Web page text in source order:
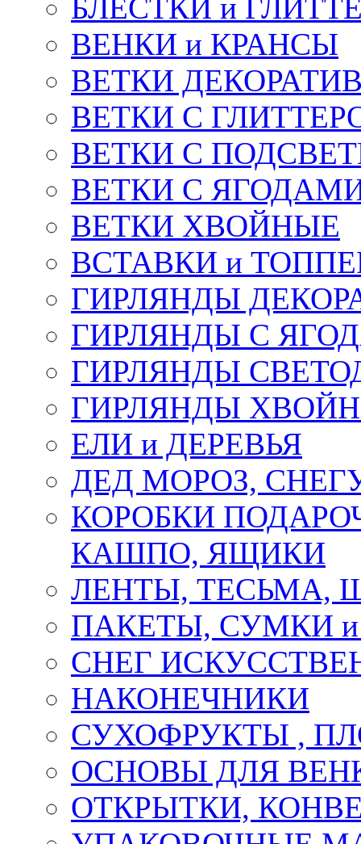
БЛЕСТКИ и
ВЕНКИ и КРАНСЫ
ВЕТКИ
ВЕТКИ С
ВЕТКИ С
ВЕТКИ С
ВЕТКИ ХВОЙНЫЕ
ВСТАВКИ и
ГИРЛЯНДЫ
ГИРЛЯНДЫ С
ГИРЛЯНДЫ
ГИРЛЯНДЫ
ЕЛИ и ДЕРЕВЬЯ
ДЕД МОРОЗ,
КОРОБКИ
КАШПО, ЯЩИКИ
ЛЕНТЫ, ТЕСЬМА,
ПАКЕТЫ, СУМКИ
СНЕГ
НАКОНЕЧНИКИ
СУХОФРУКТЫ ,
ОСНОВЫ ДЛЯ
ОТКРЫТКИ,